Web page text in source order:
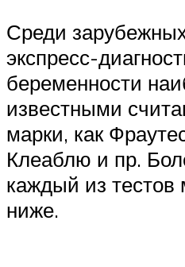
Среди
экспресс-
беременности
известными
марки, как
Клеаблю и пр.
каждый из
ниже.